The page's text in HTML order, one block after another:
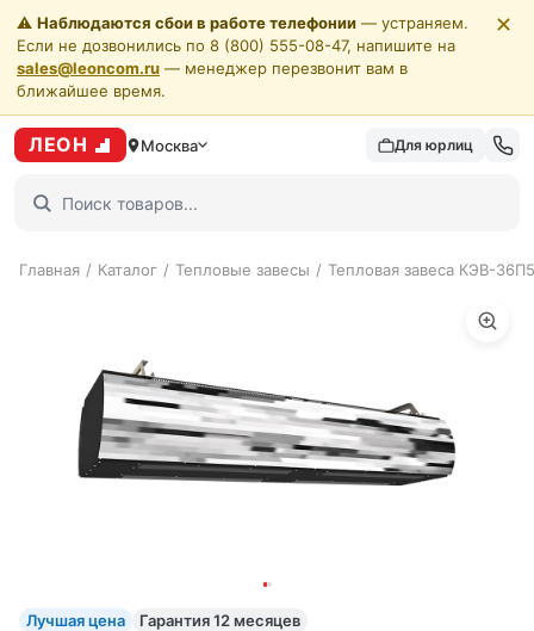
⚠️ Наблюдаются сбои в работе телефонии — устраняем.
Если не дозвонились по 8 (800) 555-08-47, напишите на
sales@leoncom.ru — менеджер перезвонит вам в
ближайшее время.
✕
ЛЕОН Москва Для юрлиц
Главная / Каталог / Тепловые завесы / Тепловая завеса КЭВ-
Лучшая цена Гарантия 12 месяцев